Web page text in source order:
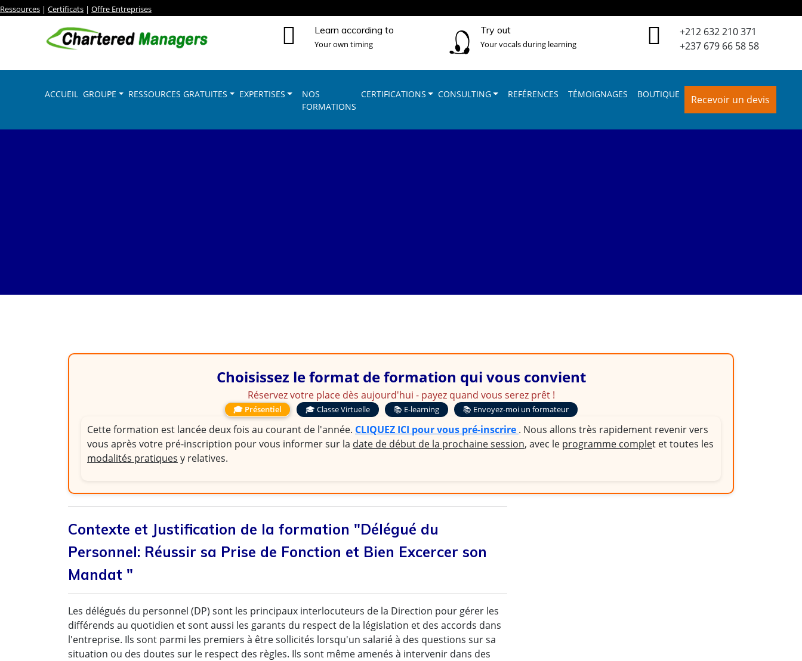
Ressources | Certificats | Offre Entreprises
Learn according to
Your own timing
Try out
Your vocals during learning
+212 632 210 371
+237 679 66 58 58
ACCUEIL GROUPE RESSOURCES GRATUITES EXPERTISES
NOS
FORMATIONS
CERTIFICATIONS CONSULTING REFÉRENCES TÉMOIGNAGES BOUTIQUE Recevoir un devis
Délégué du Personnel: Réussir sa Prise de Fonction et Bien Excercer
Choisissez le format de formation qui vous convient
Réservez votre place dès aujourd'hui - payez quand vous serez prêt !
🎓 Présentiel 🎓 Classe Virtuelle 📚 E-learning 📚 Envoyez-moi un formateur
Cette formation est lancée deux fois au courant de l'année. CLIQUEZ ICI pour vous pré-inscrire . Nous allons très rapidement revenir vers
vous après votre pré-inscription pour vous informer sur la date de début de la prochaine session, avec le programme complet et toutes les
modalités pratiques y relatives.
Contexte et Justification de la formation "Délégué du
Personnel: Réussir sa Prise de Fonction et Bien Excercer son
Mandat "
Les délégués du personnel (DP) sont les principaux interlocuteurs de la Direction pour gérer les
différends au quotidien et sont aussi les garants du respect de la législation et des accords dans
l'entreprise. Ils sont parmi les premiers à être sollicités lorsqu'un salarié à des questions sur sa
situation ou des doutes sur le respect des règles. Ils sont même amenés à intervenir dans des